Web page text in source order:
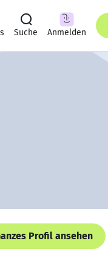
Suche Anmelden
Profil ansehen